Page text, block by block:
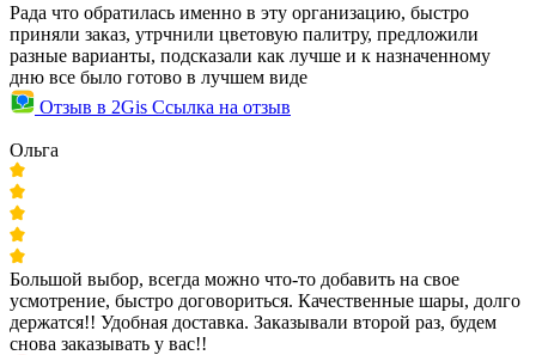
Рада что обратилась именно в эту организацию, быстро
приняли заказ, утрчнили цветовую палитру, предложили
разные варианты, подсказали как лучше и к назначенному
дню все было готово в лучшем виде
Отзыв в 2Gis Ссылка на отзыв
Ольга
Большой выбор, всегда можно что-то добавить на свое
усмотрение, быстро договориться. Качественные шары, долго
держатся!! Удобная доставка. Заказывали второй раз, будем
снова заказывать у вас!!